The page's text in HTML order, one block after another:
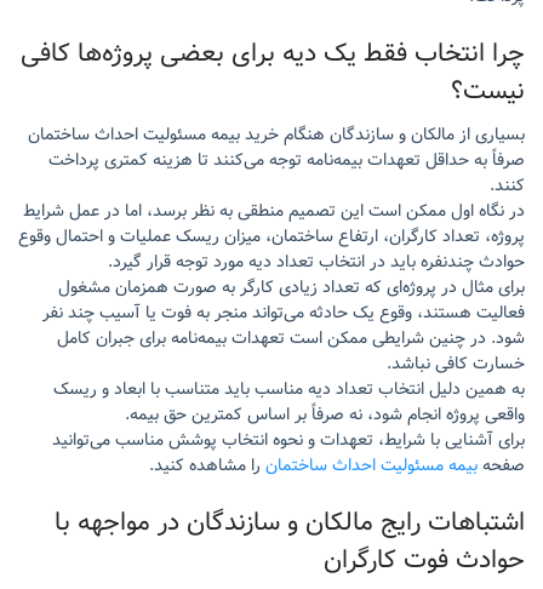
چرا انتخاب فقط یک دیه برای بعضی پروژه‌ها کافی
نیست؟
بسیاری از مالکان و سازندگان هنگام خرید بیمه مسئولیت احداث ساختمان
صرفاً به حداقل تعهدات بیمه‌نامه توجه می‌کنند تا هزینه کمتری پرداخت
کنند.
در نگاه اول ممکن است این تصمیم منطقی به نظر برسد، اما در عمل شرایط
پروژه، تعداد کارگران، ارتفاع ساختمان، میزان ریسک عملیات و احتمال وقوع
حوادث چندنفره باید در انتخاب تعداد دیه مورد توجه قرار گیرد.
برای مثال در پروژه‌ای که تعداد زیادی کارگر به صورت همزمان مشغول
فعالیت هستند، وقوع یک حادثه می‌تواند منجر به فوت یا آسیب چند نفر
شود. در چنین شرایطی ممکن است تعهدات بیمه‌نامه برای جبران کامل
خسارت کافی نباشد.
به همین دلیل انتخاب تعداد دیه مناسب باید متناسب با ابعاد و ریسک
واقعی پروژه انجام شود، نه صرفاً بر اساس کمترین حق بیمه.
برای آشنایی با شرایط، تعهدات و نحوه انتخاب پوشش مناسب می‌توانید
صفحهبیمه مسئولیت احداث ساختمان را مشاهده کنید.
اشتباهات رایج مالکان و سازندگان در مواجهه با
حوادث فوت کارگران